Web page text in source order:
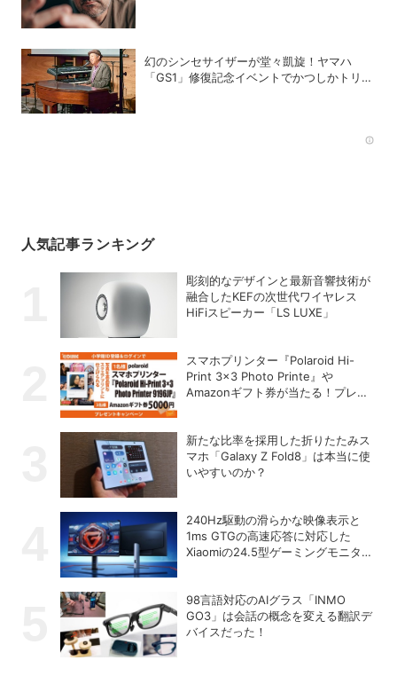
幻のシンセサイザーが堂々凱旋！ヤマハ
「GS1」修復記念イベントでかつしかトリオ
人気記事ランキング
彫刻的なデザインと最新音響技術が
融合したKEFの次世代ワイヤレス
HiFiスピーカー「LS LUXE」
スマホプリンター『Polaroid Hi-
Print 3×3 Photo Printe』や
Amazonギフト券が当たる！プレゼ
新たな比率を採用した折りたたみス
マホ「Galaxy Z Fold8」は本当に使
いやすいのか？
240Hz駆動の滑らかな映像表示と
1ms GTGの高速応答に対応した
Xiaomiの24.5型ゲーミングモニター
98言語対応のAIグラス「INMO
GO3」は会話の概念を変える翻訳デ
バイスだった！